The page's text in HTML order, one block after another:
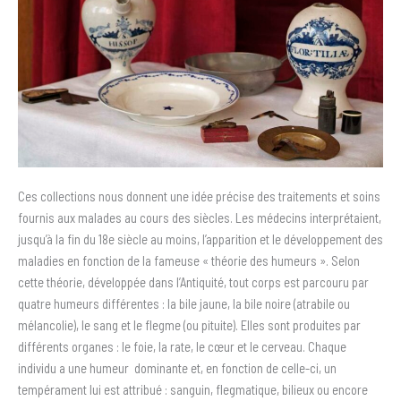
Ces collections nous donnent une idée précise des traitements et soins
fournis aux malades au cours des siècles. Les médecins interprétaient,
jusqu’à la fin du 18e siècle au moins, l’apparition et le développement des
maladies en fonction de la fameuse « théorie des humeurs ». Selon
cette théorie, développée dans l’Antiquité, tout corps est parcouru par
quatre humeurs différentes : la bile jaune, la bile noire (atrabile ou
mélancolie), le sang et le flegme (ou pituite). Elles sont produites par
différents organes : le foie, la rate, le cœur et le cerveau. Chaque
individu a une humeur dominante et, en fonction de celle-ci, un
tempérament lui est attribué : sanguin, flegmatique, bilieux ou encore